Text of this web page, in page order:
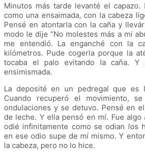
Minutos más tarde levanté el
como una ensaimada, con la cabeza
Pensé en atontarla con la caña y
modo le dije “No molestes más a mi
me entendió. La enganché con la
kilómetros. Pude cogerla porque la
tocaba el palo evitando la caña. Y
ensimismada.
La deposité en un pedregal que es
Cuando recuperó el movimiento,
ondulaciones y se detuvo. Pensé en
de leche. Y ella pensó en mí. Fue algo
odié infinitamente como se odian los
en ese odio supe de mí mismo. Y
la cabeza, pero no lo hice.